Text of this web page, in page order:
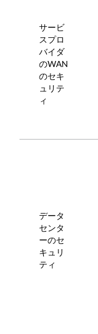
サービ
スプロ
バイダ
のWAN
のセキ
ュリテ
ィ
データ
センタ
ーのセ
キュリ
ティ